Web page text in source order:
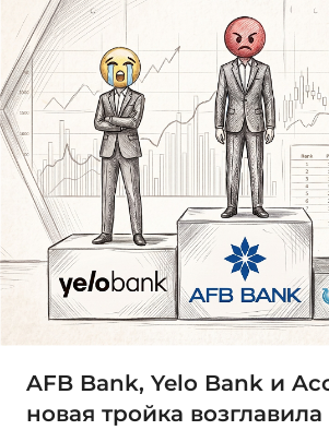
AFB Bank, Yelo Bank и
новая тройка возглавила